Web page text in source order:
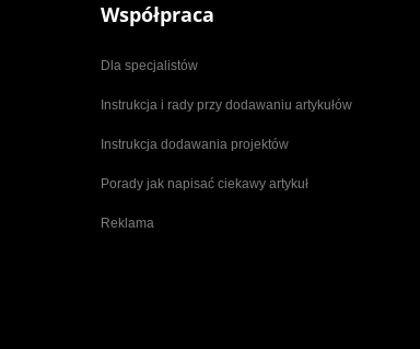
Współpraca
Dla specjalistów
Instrukcja i rady przy dodawaniu artykułów
Instrukcja dodawania projektów
Porady jak napisać ciekawy artykuł
Reklama